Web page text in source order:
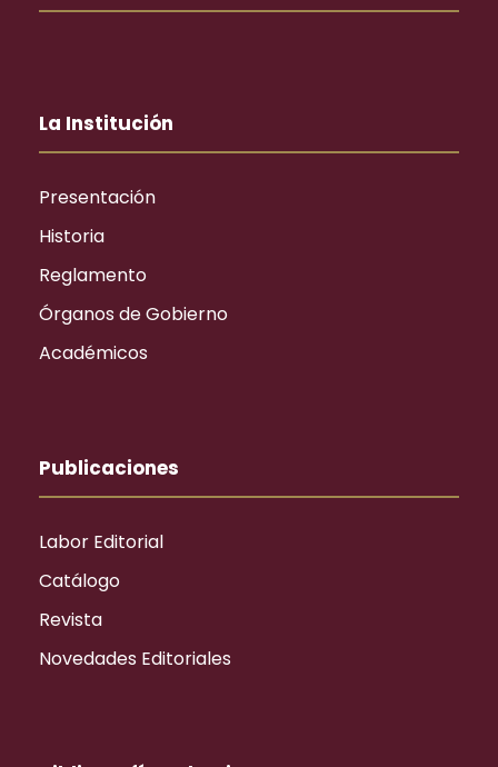
La Institución
Presentación
Historia
Reglamento
Órganos de Gobierno
Académicos
Publicaciones
Labor Editorial
Catálogo
Revista
Novedades Editoriales